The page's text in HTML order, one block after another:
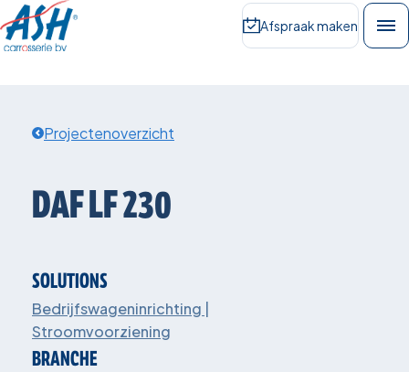
Afspraak maken
Projectenoverzicht
DAFLF230
SOLUTIONS
Bedrijfswageninrichting |
Stroomvoorziening
BRANCHE